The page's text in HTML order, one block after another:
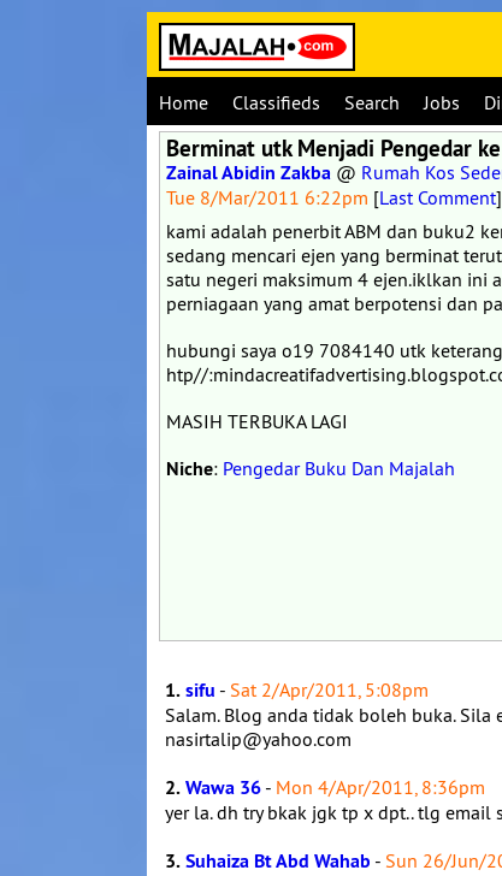
Home Classifieds Search Jobs
Berminat utk Menjadi Pengedar
Zainal Abidin Zakba @ Rumah Kos
Tue 8/Mar/2011 6:22pm [Last Comment]
kami adalah penerbit ABM dan buku2
sedang mencari ejen yang berminat
satu negeri maksimum 4 ejen.iklkan ini
perniagaan yang amat berpotensi dan
hubungi saya o19 7084140 utk
htp//
MASIH TERBUKA LAGI
Niche: Pengedar Buku Dan Majalah
1.sifu - Sat 2/Apr/2011, 5:08pm
Salam. Blog anda tidak boleh buka.
nasirtalip@yahoo.com
2.Wawa 36 - Mon 4/Apr/2011, 8:36pm
yer la. dh try bkak jgk tp x dpt.. tlg email
3.Suhaiza Bt Abd Wahab - Sun 26/Jun/